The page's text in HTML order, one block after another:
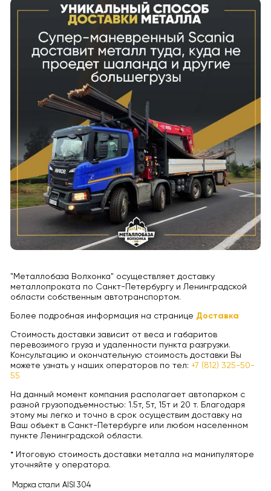
"Металлобаза Волхонка" осуществляет доставку
металлопроката по Санкт-Петербургу и Ленинградской
области собственным автотранспортом.
Более подробная информация на странице Доставка
Стоимость доставки зависит от веса и габаритов
перевозимого груза и удаленности пункта разгрузки.
Консультацию и окончательную стоимость доставки Вы
можете узнать у наших операторов по тел: +7 (812) 325-50-
55
На данный момент компания располагает автопарком с
разной грузоподъемностью: 1.5т, 5т, 15т и 20 т. Благодаря
этому мы легко и точно в срок осуществим доставку на
Ваш объект в Санкт-Петербурге или любом населенном
пункте Ленинградской области.
* Итоговую стоимость доставки металла на манипуляторе
уточняйте у оператора.
Марка стали AISI 304